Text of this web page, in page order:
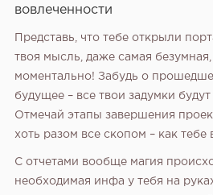
вовлеченности
Представь, что тебе открыли
твоя мысль, даже самая
моментально! Забудь о
будущее – все твои задумки
Отмечай этапы завершения
хоть разом все скопом – как тебе
С отчетами вообще магия
необходимая инфа у тебя на